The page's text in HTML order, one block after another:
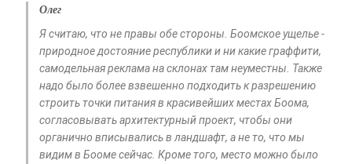
Олег
Я считаю, что не правы обе стороны. Боомское ущелье -
природное достояние республики и ни какие граффити,
самодельная реклама на склонах там неуместны. Также
надо было более взвешенно подходить к разрешению
строить точки питания в красивейших местах Боома,
согласовывать архитектурный проект, чтобы они
органично вписывались в ландшафт, а не то, что мы
видим в Бооме сейчас. Кроме того, место можно было